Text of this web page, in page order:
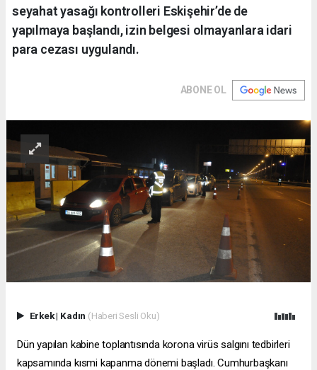
seyahat yasağı kontrolleri Eskişehir’de de
yapılmaya başlandı, izin belgesi olmayanlara idari
para cezası uygulandı.
ABONE OL
Erkek| Kadın (Haberi Sesli Oku)
Dün yapılan kabine toplantısında korona virüs salgını tedbirleri
kapsamında kısmi kapanma dönemi başladı. Cumhurbaşkanı